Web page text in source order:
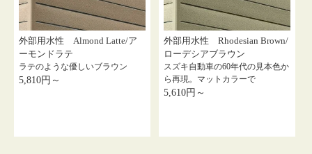
外部用水性 Almond Latte/ア
ーモンドラテ
ラテのような優しいブラウン
5,810円～
外部用水性 Rhodesian Brown/
ローデシアブラウン
スズキ自動車の60年代の見本色か
ら再現。マットカラーで
5,610円～